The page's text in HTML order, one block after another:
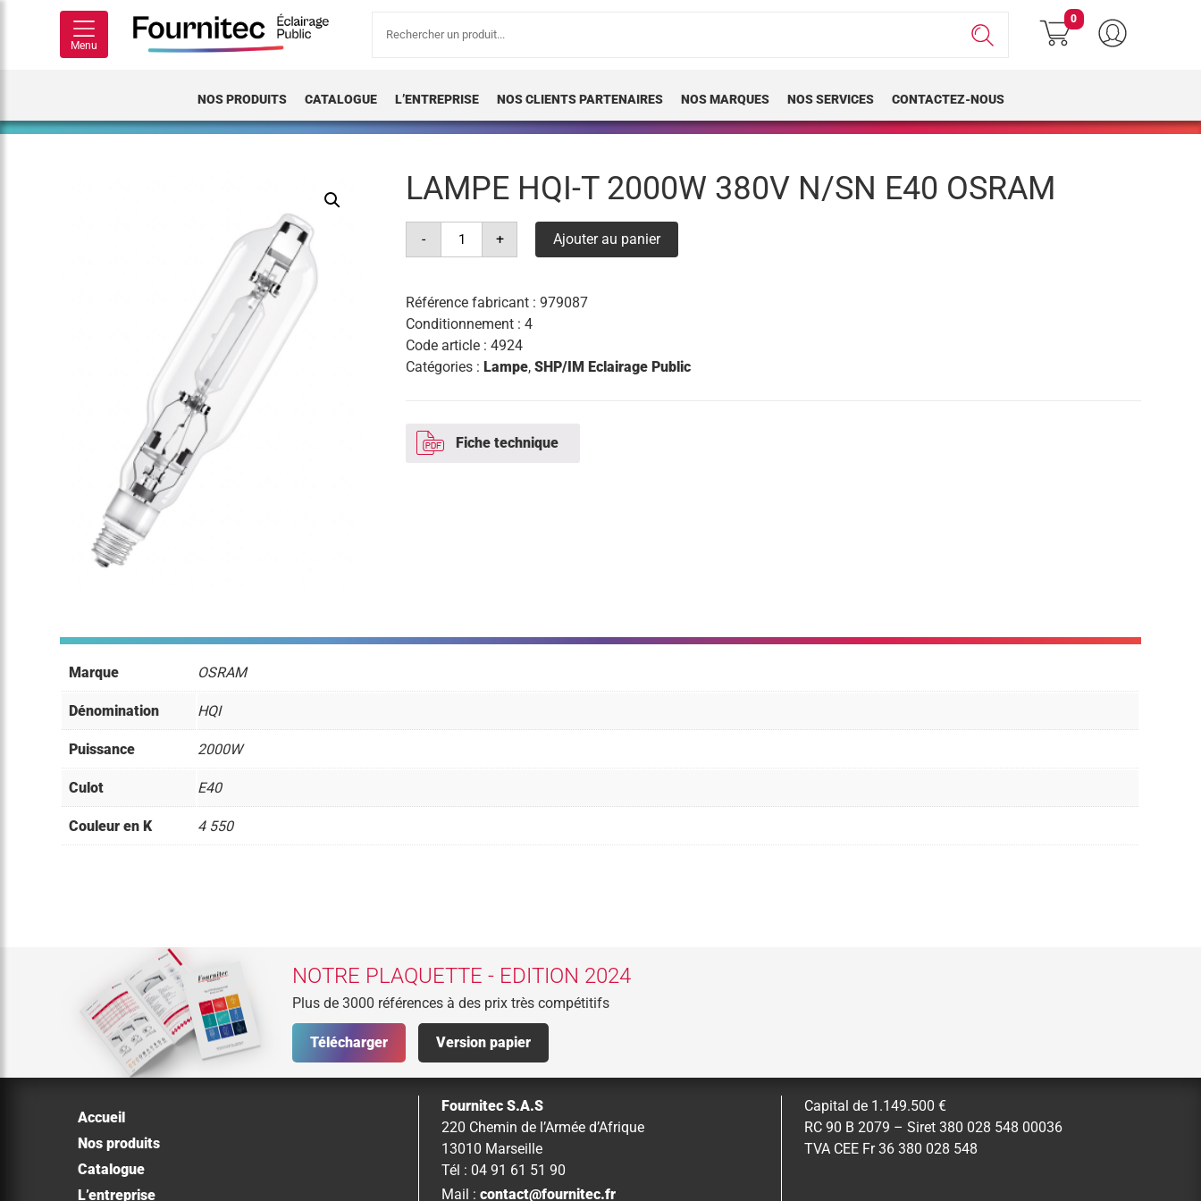
Menu
pour :
0
NOS PRODUITS CATALOGUE L’ENTREPRISE NOS CLIENTS PARTENAIRES NOS MARQUES NOS SERVICES CONTACTEZ-NOUS
LAMPE HQI-T 2000W 380V N/SN E40 OSRAM
-
quantité
lampe
2000w
380v
n/sn
e40
osram
+ Ajouter au panier
Référence fabricant :979087
Conditionnement : 4
Code article :4924
Catégories :Lampe,SHP/IM Eclairage Public
Fiche technique
Marque OSRAM
Dénomination HQI
Puissance 2000W
Culot E40
Couleur en K 4 550
NOTRE PLAQUETTE - EDITION 2024
Plus de 3000 références à des prix très compétitifs
Télécharger Version papier
Accueil
Nos produits
Catalogue
L’entreprise
Fournitec S.A.S
220 Chemin de l’Armée d’Afrique
13010 Marseille
Tél : 04 91 61 51 90
Mail : contact@fournitec.fr
Capital de 1.149.500 €
RC 90 B 2079 – Siret 380 028 548 00036
TVA CEE Fr 36 380 028 548